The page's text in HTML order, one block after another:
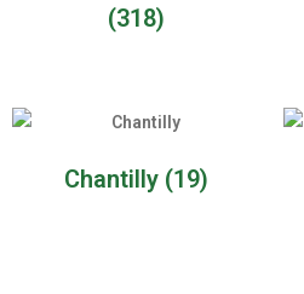
(318)
Chantilly (19)